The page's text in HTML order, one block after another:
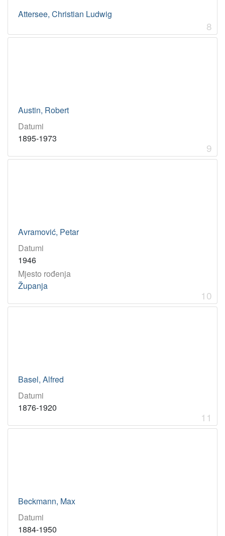
Attersee, Christian Ludwig
8
Austin, Robert
Datumi
1895-1973
9
Avramović, Petar
Datumi
1946
Mjesto rođenja
Županja
10
Basel, Alfred
Datumi
1876-1920
11
Beckmann, Max
Datumi
1884-1950